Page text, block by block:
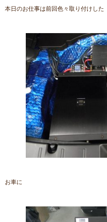
本日のお仕事は前回色々取り付けした
お車に